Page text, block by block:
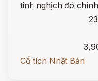
tinh nghịch đó
Cổ tích Nhật Bản